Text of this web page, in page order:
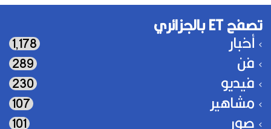
تصفح ET بالجزائري
أخبار 1٬178
فن 289
فيديو 230
مشاهير 107
صور 101